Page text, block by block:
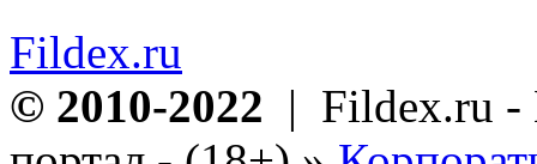
Fildex.ru
© 2010-2022 | Fildex.ru -